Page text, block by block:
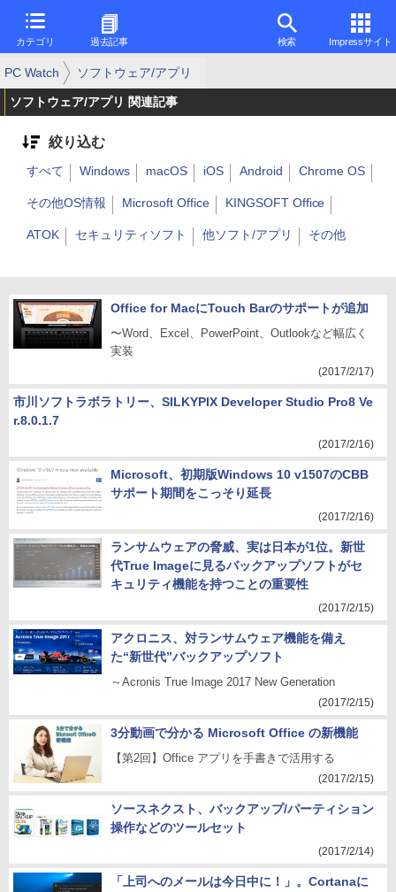
カテゴリ 過去記事 検索 Impressサイト
PC Watch ソフトウェア/アプリ
ソフトウェア/アプリ 関連記事
絞り込む
すべて Windows macOS iOS Android Chrome OS
その他OS情報 Microsoft Office KINGSOFT Office
ATOK セキュリティソフト 他ソフト/アプリ その他
Office for MacにTouch Barのサポートが追加
〜Word、Excel、PowerPoint、Outlookなど幅広く
実装
(2017/2/17)
市川ソフトラボラトリー、SILKYPIX Developer Studio Pro8 Ve
r.8.0.1.7
(2017/2/16)
Microsoft、初期版Windows 10 v1507のCBB
サポート期間をこっそり延長
(2017/2/16)
ランサムウェアの脅威、実は日本が1位。新世
代True Imageに見るバックアップソフトがセ
キュリティ機能を持つことの重要性
(2017/2/15)
アクロニス、対ランサムウェア機能を備え
た“新世代”バックアップソフト
～Acronis True Image 2017 New Generation
(2017/2/15)
3分動画で分かる Microsoft Office の新機能
【第2回】Office アプリを手書きで活用する
(2017/2/15)
ソースネクスト、バックアップ/パーティション
操作などのツールセット
(2017/2/14)
「上司へのメールは今日中に！」。Cortanaに